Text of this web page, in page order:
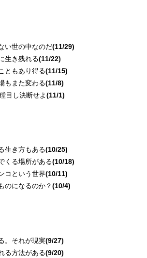
い世の中なのだ(11/29)
生き残れる(11/22)
ともあり得る(11/15)
もまた変わる(11/8)
目し決断せよ(11/1)
生き方もある(10/25)
くる場所がある(10/18)
コという世界(10/11)
のになるのか？(10/4)
。それが現実(9/27)
る方法がある(9/20)